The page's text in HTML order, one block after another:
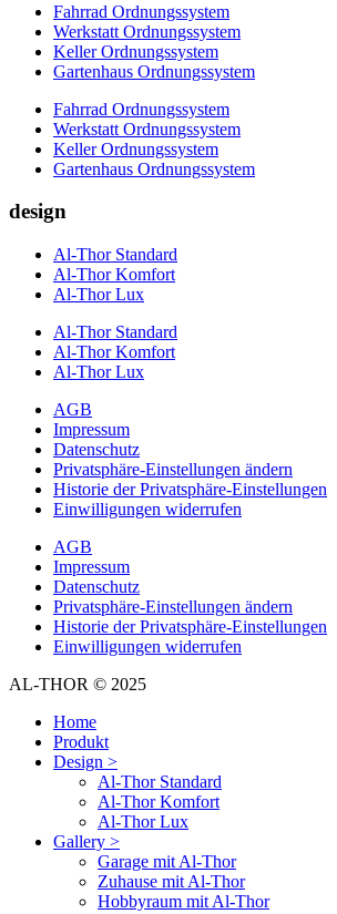
Fahrrad Ordnungssystem
Werkstatt Ordnungssystem
Keller Ordnungssystem
Gartenhaus Ordnungssystem
Fahrrad Ordnungssystem
Werkstatt Ordnungssystem
Keller Ordnungssystem
Gartenhaus Ordnungssystem
design
Al-Thor Standard
Al-Thor Komfort
Al-Thor Lux
Al-Thor Standard
Al-Thor Komfort
Al-Thor Lux
AGB
Impressum
Datenschutz
Privatsphäre-Einstellungen ändern
Historie der Privatsphäre-Einstellungen
Einwilligungen widerrufen
AGB
Impressum
Datenschutz
Privatsphäre-Einstellungen ändern
Historie der Privatsphäre-Einstellungen
Einwilligungen widerrufen
AL-THOR © 2025
Home
Produkt
Design >
Al-Thor Standard
Al-Thor Komfort
Al-Thor Lux
Gallery >
Garage mit Al-Thor
Zuhause mit Al-Thor
Hobbyraum mit Al-Thor